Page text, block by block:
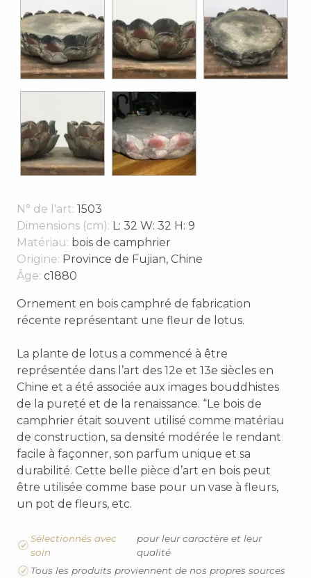
N° de l'art: 1503
Dimensions (cm): L: 32 W: 32 H: 9
Matériau: bois de camphrier
Origine: Province de Fujian, Chine
Âge: c1880
Ornement en bois camphré de fabrication
récente représentant une fleur de lotus.
La plante de lotus a commencé à être
représentée dans l’art des 12e et 13e siècles en
Chine et a été associée aux images bouddhistes
de la pureté et de la renaissance. “Le bois de
camphrier était souvent utilisé comme matériau
de construction, sa densité modérée le rendant
facile à façonner, son parfum unique et sa
durabilité. Cette belle pièce d’art en bois peut
être utilisée comme base pour un vase à fleurs,
un pot de fleurs, etc.
Sélectionnés avec
soin
pour leur caractère et leur
qualité
Tous les produits proviennent de nos propres sources